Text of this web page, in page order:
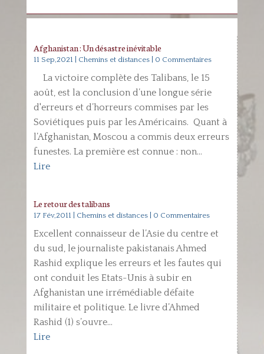
Afghanistan : Un désastre inévitable
11 Sep,2021 Chemins et distances| 0 Commentaires
La victoire complète des Talibans, le 15
août, est la conclusion d’une longue série
d'erreurs et d’horreurs commises par les
Soviétiques puis par les Américains. Quant à
l’Afghanistan, Moscou a commis deux erreurs
funestes. La première est connue : non...
Lire
Le retour des talibans
17 Fév,2011 Chemins et distances| 0 Commentaires
Excellent connaisseur de l’Asie du centre et
du sud, le journaliste pakistanais Ahmed
Rashid explique les erreurs et les fautes qui
ont conduit les Etats-Unis à subir en
Afghanistan une irrémédiable défaite
militaire et politique. Le livre d’Ahmed
Rashid (1) s’ouvre...
Lire